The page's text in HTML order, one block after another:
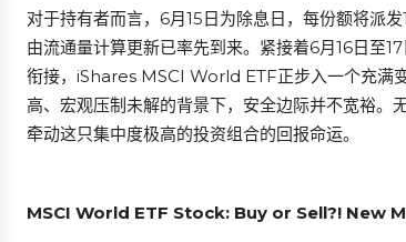
对于持有者而言，6月15日为除息日，每份额将派
由流通量计算更新已率先到来。紧接着6月16日至
衔接，iShares MSCI World ETF正步入一个充满
高、宏观压制未解的背景下，安全边际并不宽裕。
牵动这只集中度极高的投资组合的回报命运。
MSCI World ETF Stock: Buy or Sell?!